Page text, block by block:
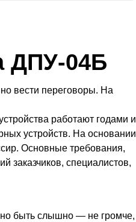
ДПУ-04Б
вести переговоры. На
работают годами и
устройств. На основании
Основные требования,
заказчиков, специалистов,
быть слышно — не громче,